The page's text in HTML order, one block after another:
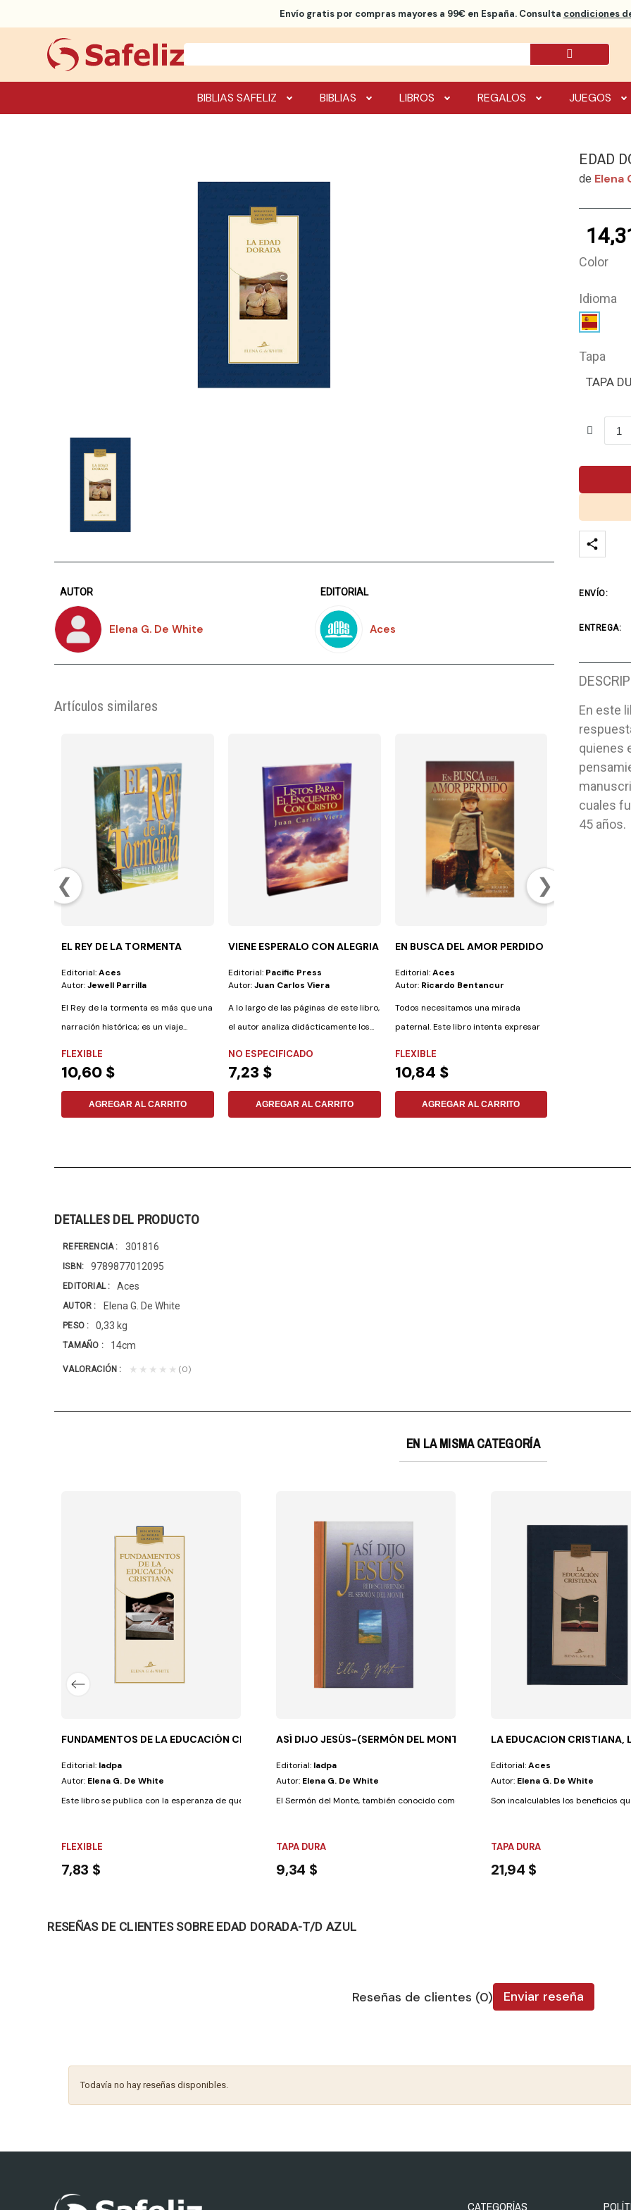
Envío gratispor compras mayores a 99€ en España. Consulta condiciones
BIBLIAS SAFELIZ BIBLIAS LIBROS REGALOS JUEGOS
AUTOR
Elena G. De White
EDITORIAL
Aces
Artículos similares
❮ ❯
EL REY DE LA TORMENTA
Editorial:Aces
Autor:Jewell Parrilla
El Rey de la tormenta es más que una
narración histórica; es un viaje...
FLEXIBLE
10,60 $
AGREGAR AL CARRITO
VIENE ESPERALO CON ALEGRIA
Editorial: Pacific Press
Autor:Juan Carlos Viera
A lo largo de las páginas de este libro,
el autor analiza didácticamente los...
NO ESPECIFICADO
7,23 $
AGREGAR AL CARRITO
EN BUSCA DEL AMOR PERDIDO
Editorial:Aces
Autor: Ricardo Bentancur
Todos necesitamos una mirada
paternal. Este libro intenta expresar
FLEXIBLE
10,84 $
AGREGAR AL CARRITO
EDAD
de Elena
Color
Idioma
Tapa
TAPA
ENVÍO:
ENTREGA:
En este
quienes
cuales
45 años.
DETALLES DEL PRODUCTO
REFERENCIA 301816
ISBN 9789877012095
EDITORIAL Aces
AUTOR Elena G. De White
PESO 0,33 kg
TAMAÑO 14cm
VALORACIÓN ★★★★★ (0)
EN LA MISMA CATEGORÍA
que ayuda a fortalecer las...
FUNDAMENTOS DE LA EDUCACIÓN CRISTIANA-RU
Editorial: Iadpa
Autor: Elena G. De White
Este libro se publica con la esperanza de que sea de valor inestimable para los...
FLEXIBLE
7,83 $
ASÍ DIJO JESÚS-(SERMÓN DEL MONTE)-TD
Editorial: Iadpa
Autor: Elena G. De White
El Sermón del Monte, también conocido como el discurso maestro de Jesucristo, en...
TAPA DURA
9,34 $
LA EDUCACION CRISTIANA,
Editorial:Aces
Autor: Elena G. De White
Son incalculables los beneficios
TAPA DURA
21,94 $
RESEÑAS DE CLIENTES SOBRE EDAD DORADA-T/D AZUL
Reseñas de clientes (0) Enviar reseña
Todavía no hay reseñas disponibles.
CATEGORÍAS